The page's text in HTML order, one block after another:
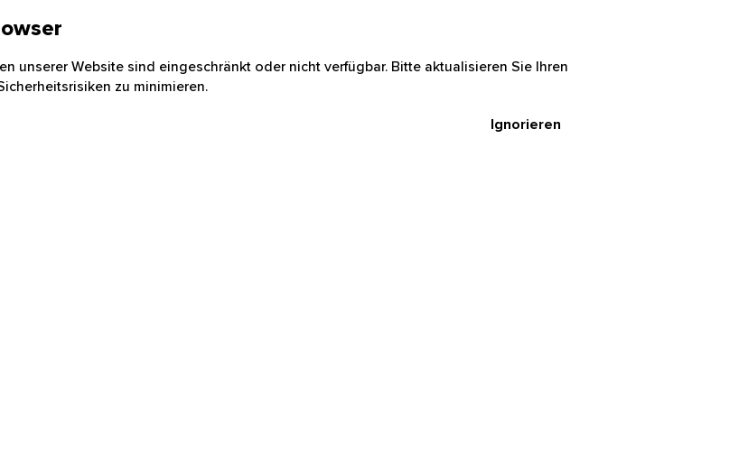
unserer Website sind eingeschränkt oder nicht verfügbar. Bitte aktualisieren Sie Ihren
zu minimieren.
Ignorieren